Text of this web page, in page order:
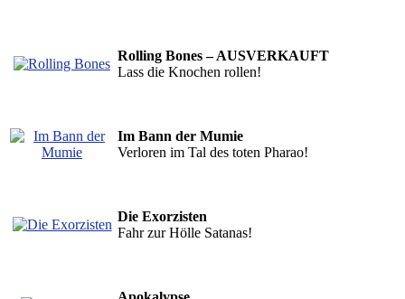
Rolling Bones – AUSVERKAUFT
Lass die Knochen rollen!
Im Bann der Mumie
Verloren im Tal des toten Pharao!
Die Exorzisten
Fahr zur Hölle Satanas!